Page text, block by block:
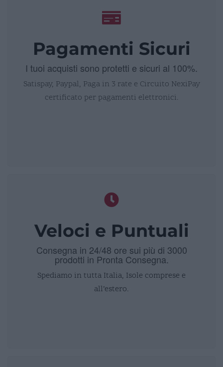
Pagamenti Sicuri
I tuoi acquisti sono protetti e sicuri al 100%.
Satispay, Paypal, Paga in 3 rate e Circuito NexiPay
certificato per pagamenti elettronici.
Veloci e Puntuali
Consegna in 24/48 ore sui più di 3000
prodotti in Pronta Consegna.
Spediamo in tutta Italia, Isole comprese e
all’estero.